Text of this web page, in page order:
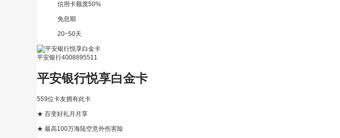
信用卡额度50%
免息期
20~50天
平安银行4008895511
平安银行悦享白金卡
559位卡友拥有此卡
★ 百变好礼月月享
★ 最高100万海陆空意外伤害险